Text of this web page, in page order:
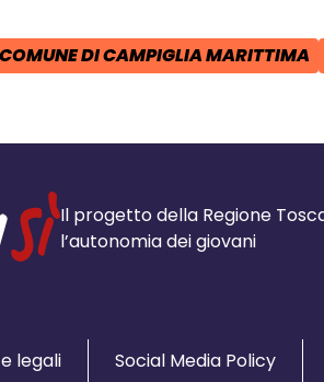
DI CAMPIGLIA MARITTIMA
Il progetto della Regione
l’autonomia dei giovani
legali Social Media Policy